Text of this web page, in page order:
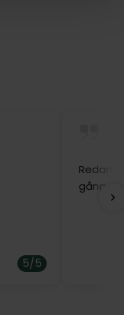
5/5
Redan
gånger.